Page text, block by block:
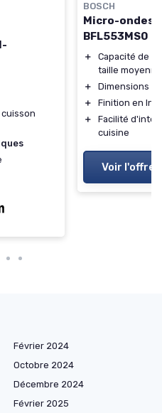
BOSCH
Micro-ondes
BFL553MS0
＋
Capacité de
taille moyenne
＋
Dimensions
＋
Finition en
＋
Facilité
cuisine
Voir l'offre
Février 2024
Octobre 2024
Décembre 2024
Février 2025